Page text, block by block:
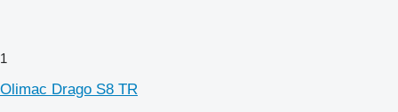
1
Olimac Drago S8 TR